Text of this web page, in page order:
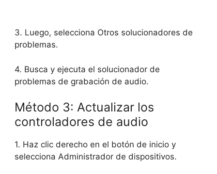
3. Luego, selecciona Otros solucionadores de
problemas.
4. Busca y ejecuta el solucionador de
problemas de grabación de audio.
Método 3: Actualizar los
controladores de audio
1. Haz clic derecho en el botón de inicio y
selecciona Administrador de dispositivos.